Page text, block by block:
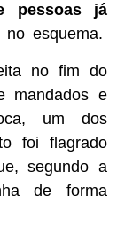
pessoas já
esquema.
no fim do
mandados e
um dos
foi flagrado
segundo a
de forma